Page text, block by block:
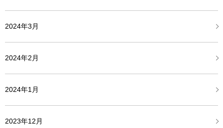
2024年3月
2024年2月
2024年1月
2023年12月